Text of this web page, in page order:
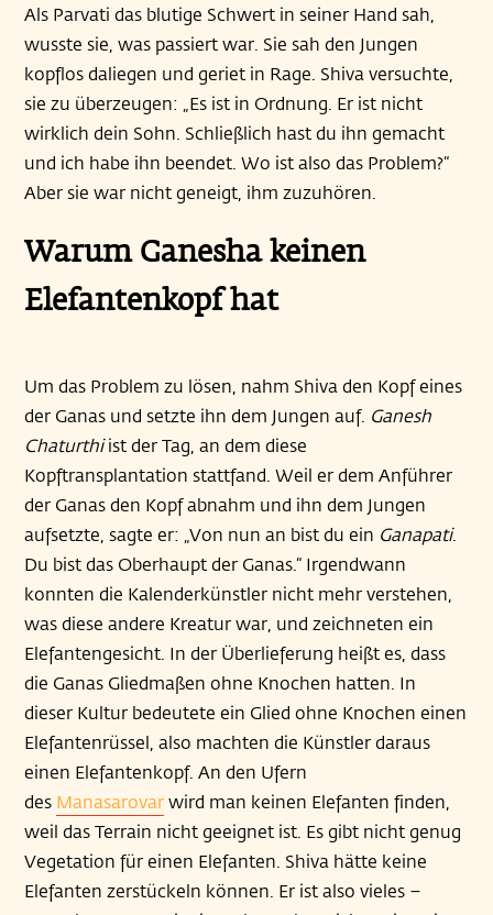
Als Parvati das blutige Schwert in seiner Hand sah,
wusste sie, was passiert war. Sie sah den Jungen
kopflos daliegen und geriet in Rage. Shiva versuchte,
sie zu überzeugen: „Es ist in Ordnung. Er ist nicht
wirklich dein Sohn. Schließlich hast du ihn gemacht
und ich habe ihn beendet. Wo ist also das Problem?“
Aber sie war nicht geneigt, ihm zuzuhören.
Warum Ganesha keinen
Elefantenkopf hat
Um das Problem zu lösen, nahm Shiva den Kopf eines
der Ganas und setzte ihn dem Jungen auf. Ganesh
Chaturthiist der Tag, an dem diese
Kopftransplantation stattfand. Weil er dem Anführer
der Ganas den Kopf abnahm und ihn dem Jungen
aufsetzte, sagte er: „Von nun an bist du ein Ganapati.
Du bist das Oberhaupt der Ganas.“ Irgendwann
konnten die Kalenderkünstler nicht mehr verstehen,
was diese andere Kreatur war, und zeichneten ein
Elefantengesicht. In der Überlieferung heißt es, dass
die Ganas Gliedmaßen ohne Knochen hatten. In
dieser Kultur bedeutete ein Glied ohne Knochen einen
Elefantenrüssel, also machten die Künstler daraus
einen Elefantenkopf. An den Ufern
des Manasarovarwird man keinen Elefanten finden,
weil das Terrain nicht geeignet ist. Es gibt nicht genug
Vegetation für einen Elefanten. Shiva hätte keine
Elefanten zerstückeln können. Er ist also vieles –